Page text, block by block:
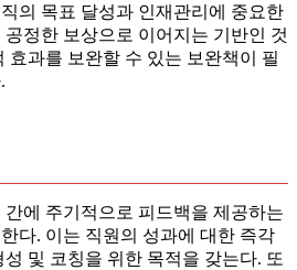
의 목표 달성과 인재관리에 중요한
정한 보상으로 이어지는 기반인 것
효과를 보완할 수 있는 보완책이 필
에 주기적으로 피드백을 제공하는
다. 이는 직원의 성과에 대한 즉각
및 코칭을 위한 목적을 갖는다. 또